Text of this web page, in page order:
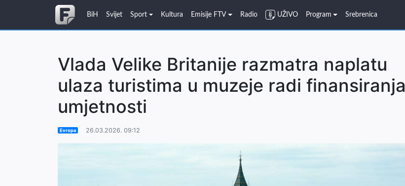
BiH Svijet Sport Kultura Emisije FTV Radio UŽIVO Program Srebrenica
Vlada Velike Britanije razmatra naplatu
ulaza turistima u muzeje radi finansiranja
umjetnosti
Evropa 26.03.2026. 09:12